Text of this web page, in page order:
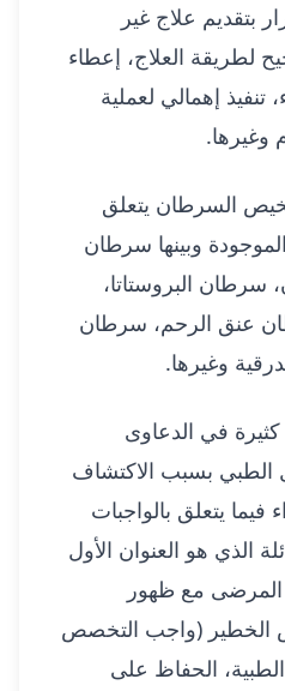
بتقديم علاج غير
لطريقة العلاج، إعطاء
إهمالي لعملية
وغيرها.
السرطان يتعلق
وبينها سرطان
سرطان البروستاتا،
عنق الرحم، سرطان
وغيرها.
في الدعاوى
الطبي بسبب الاكتشاف
يتعلق بالواجبات
الذي هو العنوان الأول
المرضى مع ظهور
الخطير (واجب التخصص
الحفاظ على